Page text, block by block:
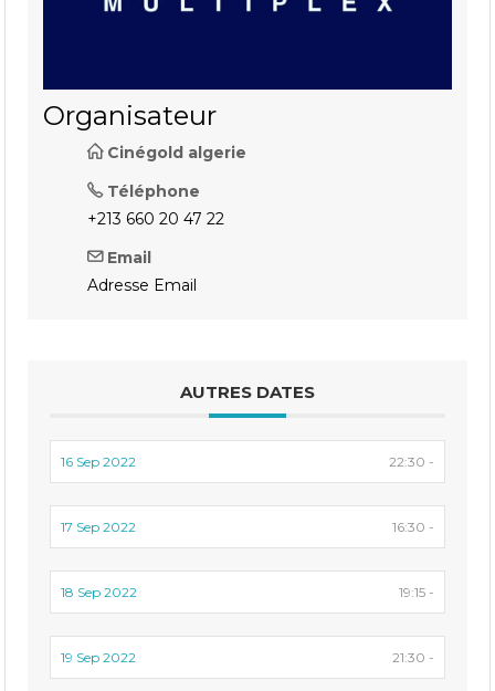
Organisateur
Cinégold algerie
Téléphone
+213 660 20 47 22
Email
Adresse Email
AUTRES DATES
16 Sep 2022 22:30 -
17 Sep 2022 16:30 -
18 Sep 2022 19:15 -
19 Sep 2022 21:30 -